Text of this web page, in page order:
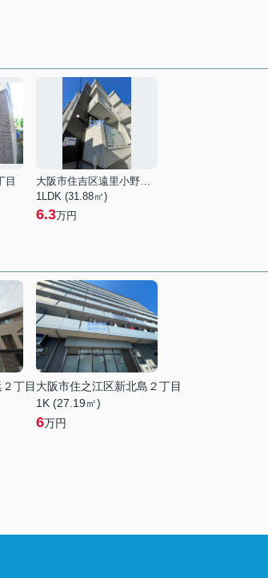
目
大阪市住吉区遠里小野４丁目
1LDK (31.88㎡)
6.3万円
丁目 大阪市住之江区新北島２丁目
1K (27.19㎡)
6万円